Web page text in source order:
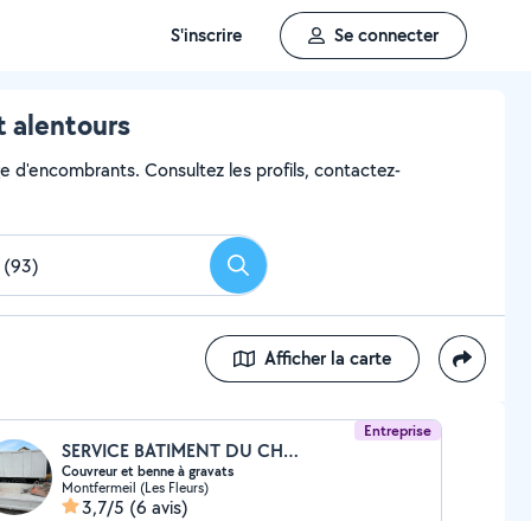
S'inscrire Se connecter
alentours
d'encombrants. Consultez les profils, contactez-
Rechercher
Afficher la carte
Entreprise
SERVICE BATIMENT DU CHATEAU
Couvreur et benne à gravats
Montfermeil (Les Fleurs)
3,7/5 (6 avis)